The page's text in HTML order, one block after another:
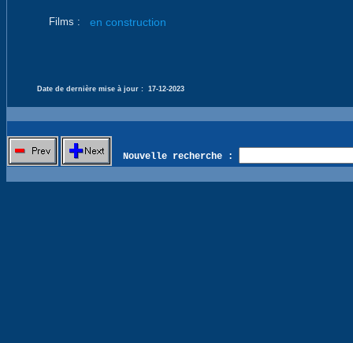
Films : en construction
Date de dernière mise à jour : 17-12-2023
Nouvelle recherche :